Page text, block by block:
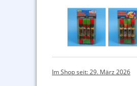
Im Shop seit: 29. März 2026